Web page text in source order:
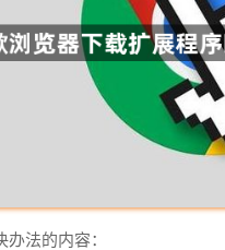
法的内容：